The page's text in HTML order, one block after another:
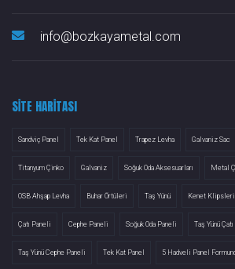
info@bozkayametal.com
SITE HARITASI
Sandviç Panel Tek Kat Panel Trapez Levha Galvaniz Sac
Titanyum Çinko Galvaniz Soğuk Oda Aksesuarları Metal
OSB Ahşap Levha Buhar Örtüleri Taş Yünü Kenet Klipsleri
Çatı Paneli Cephe Paneli Soğuk Oda Paneli Taş Yünü
Taş Yünü Cephe Paneli Tek Kat Panel 5 Hadveli Panel